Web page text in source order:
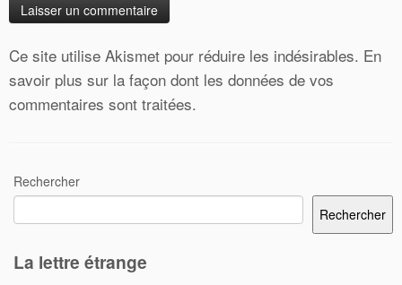
Ce site utilise Akismet pour réduire les indésirables. En
savoir plus sur la façon dont les données de vos
commentaires sont traitées.
Rechercher
Rechercher
La lettre étrange